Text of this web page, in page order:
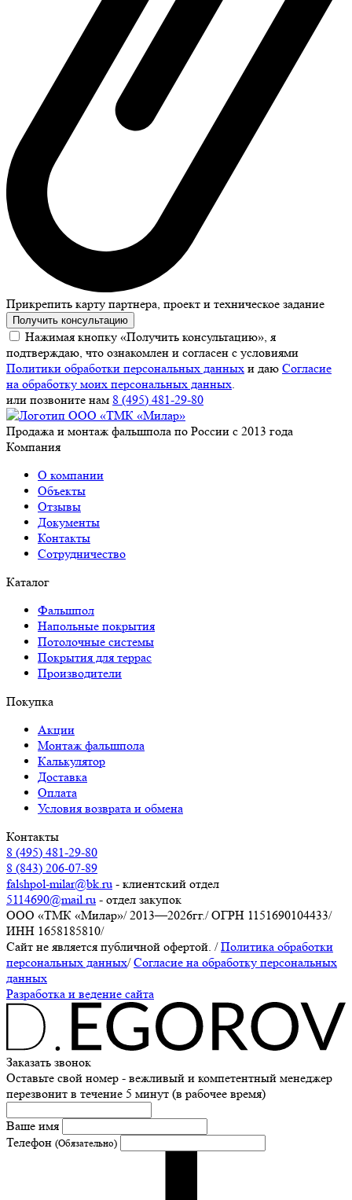
Прикрепить карту партнера, проект и техническое задание
Получить консультацию
Нажимая кнопку «Получить консультацию», я
подтверждаю, что ознакомлен и согласен с условиями
Политики обработки персональных данных и даю Согласие
на обработку моих персональных данных
или позвоните нам 8 (495) 481-29-80
Продажа и монтаж фальшпола по России с 2013 года
Компания
О компании
Объекты
Отзывы
Документы
Контакты
Сотрудничество
Каталог
Фальшпол
Напольные покрытия
Потолочные системы
Покрытия для террас
Производители
Покупка
Акции
Монтаж фальшпола
Калькулятор
Доставка
Оплата
Условия возврата и обмена
Контакты
8 (495) 481-29-80
8 (843) 206-07-89
falshpol-milar@bk.ru - клиентский отдел
5114690@mail.ru - отдел закупок
ООО «ТМК «Милар»/ 2013—2026гг./ОГРН 1151690104433/
ИНН 1658185810/
Сайт не является публичной офертой. / Политика обработки
персональных данных/ Согласие на обработку персональных
данных
Разработка и ведение сайта
Заказать звонок
Оставьте свой номер - вежливый и компетентный менеджер
перезвонит в течение 5 минут (в рабочее время)
Ваше имя
Телефон (Обязательно)